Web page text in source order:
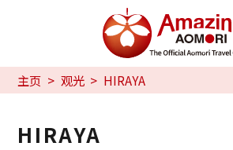
主页 观光 HIRAYA
HIRAYA